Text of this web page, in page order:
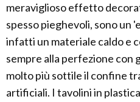
meraviglioso effetto
spesso pieghevoli, sono un
infatti un materiale caldo e
sempre alla perfezione con
molto più sottile il confine
artificiali. I tavolini in